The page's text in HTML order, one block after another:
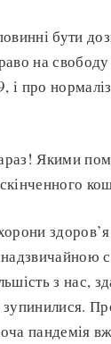
бути
на свободу
і про
Якими
з нас,
пандемія